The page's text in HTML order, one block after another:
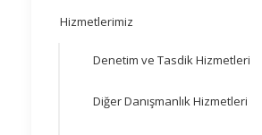
Hizmetlerimiz
Denetim ve Tasdik Hizmetleri
Diğer Danışmanlık Hizmetleri